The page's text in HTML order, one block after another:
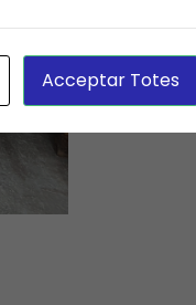
Acceptar Totes